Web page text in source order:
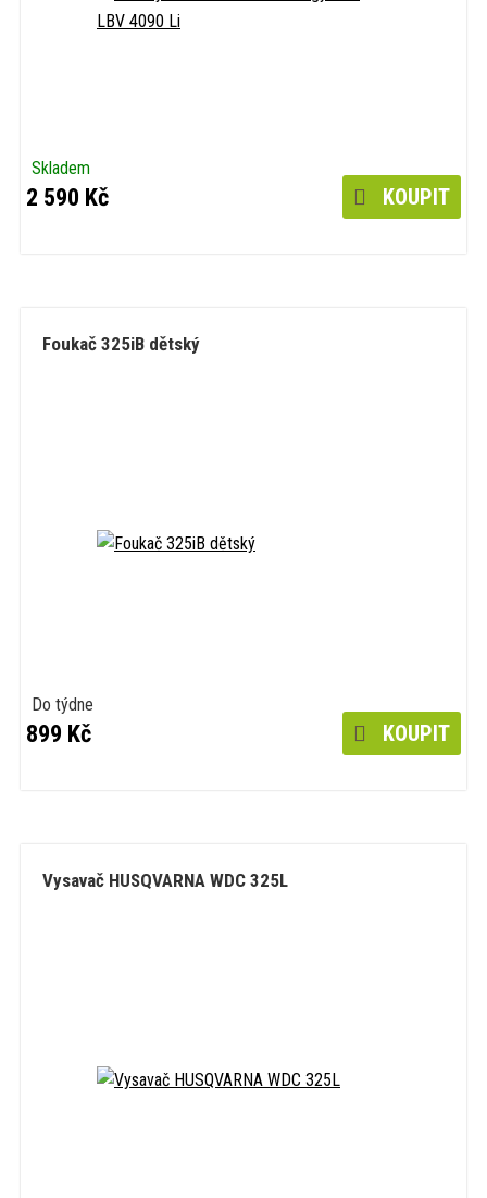
Skladem
2 590 Kč KOUPIT
Foukač 325iB dětský
Do týdne
899 Kč KOUPIT
Vysavač HUSQVARNA WDC 325L